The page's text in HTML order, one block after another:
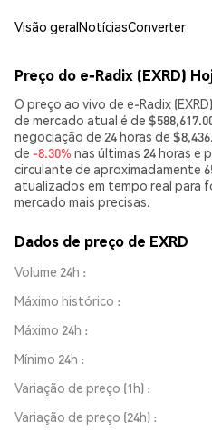
Visão geralNotíciasConverter
Preço do e-Radix (EXRD)
O preço ao vivo de e-Radix
de mercado atual é de
negociação de 24 horas de
de -8.30% nas últimas 24 horas e
circulante de aproximadamente
atualizados em tempo real para
mercado mais precisas.
Dados de preço de EXRD
Volume 24h
Máximo histórico
Máximo 24h
Mínimo 24h
Variação de preço (1h)
Variação de preço (24h)